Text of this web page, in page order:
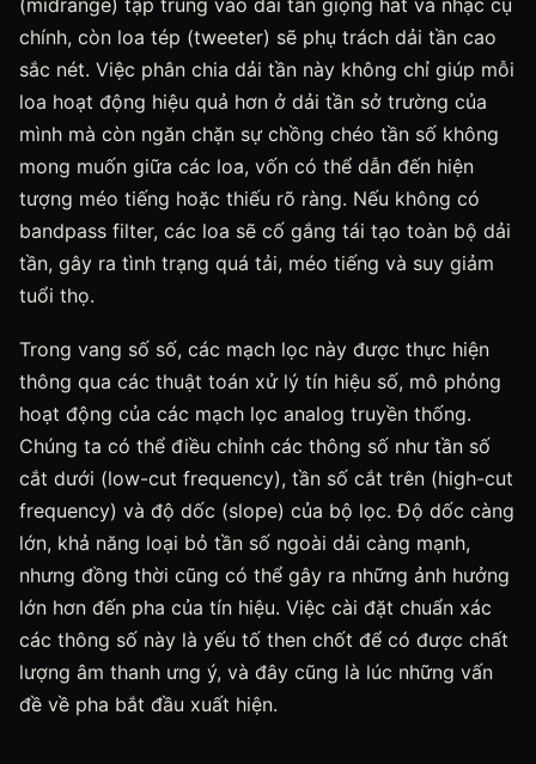
(midrange) tập trung vào dải tần giọng hát và nhạc cụ
chính, còn loa tép (tweeter) sẽ phụ trách dải tần cao
sắc nét. Việc phân chia dải tần này không chỉ giúp mỗi
loa hoạt động hiệu quả hơn ở dải tần sở trường của
mình mà còn ngăn chặn sự chồng chéo tần số không
mong muốn giữa các loa, vốn có thể dẫn đến hiện
tượng méo tiếng hoặc thiếu rõ ràng. Nếu không có
bandpass filter, các loa sẽ cố gắng tái tạo toàn bộ dải
tần, gây ra tình trạng quá tải, méo tiếng và suy giảm
tuổi thọ.
Trong vang số số, các mạch lọc này được thực hiện
thông qua các thuật toán xử lý tín hiệu số, mô phỏng
hoạt động của các mạch lọc analog truyền thống.
Chúng ta có thể điều chỉnh các thông số như tần số
cắt dưới (low-cut frequency), tần số cắt trên (high-cut
frequency) và độ dốc (slope) của bộ lọc. Độ dốc càng
lớn, khả năng loại bỏ tần số ngoài dải càng mạnh,
nhưng đồng thời cũng có thể gây ra những ảnh hưởng
lớn hơn đến pha của tín hiệu. Việc cài đặt chuẩn xác
các thông số này là yếu tố then chốt để có được chất
lượng âm thanh ưng ý, và đây cũng là lúc những vấn
đề về pha bắt đầu xuất hiện.